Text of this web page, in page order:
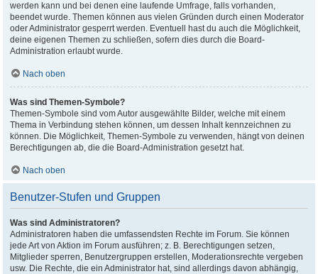
werden kann und bei denen eine laufende Umfrage, falls vorhanden,
beendet wurde. Themen können aus vielen Gründen durch einen Moderator
oder Administrator gesperrt werden. Eventuell hast du auch die Möglichkeit,
deine eigenen Themen zu schließen, sofern dies durch die Board-
Administration erlaubt wurde.
Nach oben
Was sind Themen-Symbole?
Themen-Symbole sind vom Autor ausgewählte Bilder, welche mit einem
Thema in Verbindung stehen können, um dessen Inhalt kennzeichnen zu
können. Die Möglichkeit, Themen-Symbole zu verwenden, hängt von deinen
Berechtigungen ab, die die Board-Administration gesetzt hat.
Nach oben
Benutzer-Stufen und Gruppen
Was sind Administratoren?
Administratoren haben die umfassendsten Rechte im Forum. Sie können
jede Art von Aktion im Forum ausführen; z. B. Berechtigungen setzen,
Mitglieder sperren, Benutzergruppen erstellen, Moderationsrechte vergeben
usw. Die Rechte, die ein Administrator hat, sind allerdings davon abhängig,